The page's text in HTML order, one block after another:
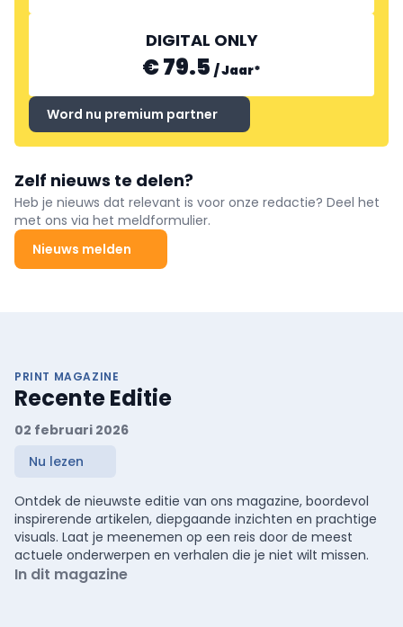
DIGITAL ONLY
€ 79.5 /Jaar*
Word nu premium partner
Zelf nieuws te delen?
Heb je nieuws dat relevant is voor onze redactie? Deel het
met ons via het meldformulier.
Nieuws melden
PRINT MAGAZINE
Recente Editie
02 februari 2026
Nu lezen
Ontdek de nieuwste editie van ons magazine, boordevol
inspirerende artikelen, diepgaande inzichten en prachtige
visuals. Laat je meenemen op een reis door de meest
actuele onderwerpen en verhalen die je niet wilt missen.
In dit magazine